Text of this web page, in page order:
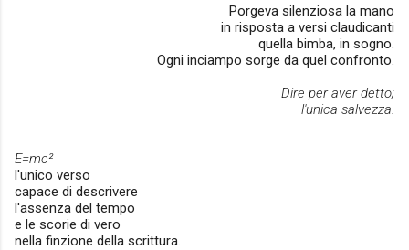
Porgeva silenziosa la mano
in risposta a versi claudicanti
quella bimba, in sogno.
Ogni inciampo sorge da quel confronto.
Dire per aver detto;
l'unica salvezza.
E=mc²
l'unico verso
capace di descrivere
l'assenza del tempo
e le scorie di vero
nella finzione della scrittura.